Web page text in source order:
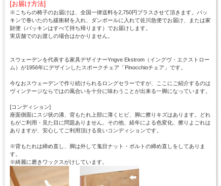
[お届け方法]
※こちらの椅子のお届けは、全国一律送料を2,750円プラスさせて頂きます。パッ
キンで巻いたのち緩衝材を入れ、ダンボールに入れて佐川急便でお届け、または家
財便（パッキンはすべて持ち帰ります）でお届けします。
実店舗でのお渡しの場合はかかりません。
スウェーデンを代表する家具デザイナーYngve Ekstrom（イングヴ・エクストロー
ム）が1956年にデザインしたスポークチェア「Pinocchioチェア」です。
今なおスウェーデンで作り続けられるロングセラーですが、ここにご紹介するのは
ヴィンテージならではの風合いを十分に味わうことが出来る一脚になっています。
[コンディション]
座面側面にスジ状の溝、背もたれ上部に薄くヒビ、脚に擦りキズはあります。どれ
もがご利用・見た目に問題ありません。その他、経年による色変化、擦りよごれは
ありますが、安心してご利用頂ける良いコンディションです。
※背もたれは締め直し、脚は外して鬼目ナット・ボルトの締め直しをしてありま
す。
※綺麗に磨きワックスがけしています。